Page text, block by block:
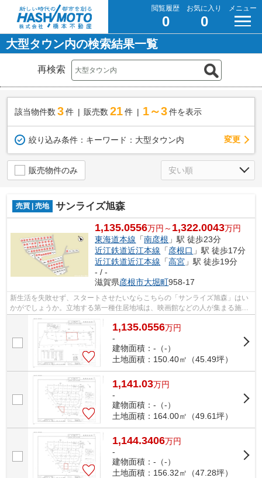
閲覧履歴
0
お気に入り
0
メニュー
大型タウン内の検索結果一覧
再検索
該当物件数 3件 販売数 21 件 1～3 件を表示
絞り込み条件： キーワード：大型タウン内 変更
販売物件のみ
売買 | 売地 サンライズ旭森
1,135.0556万円～ 1,322.0043万円
東海道本線 「南彦根 」駅 徒歩23分
近江鉄道近江本線 「彦根口 」駅 徒歩17分
近江鉄道近江本線 「高宮 」駅 徒歩19分
- / -
滋賀県彦根市大堀町958-17
新生活を失敗せず、スタートさせたいならこちらの「サンライズ旭森」はい
かがでしょうか。立地する第一種住居地域は、映画館などの人が集まる施設
や大規模の工場などの建築が禁止され...
1,135.0556万円
-
建物面積：-（-）
土地面積：150.40㎡（45.49坪）
1,141.03万円
-
建物面積：-（-）
土地面積：164.00㎡（49.61坪）
1,144.3406万円
-
建物面積：-（-）
土地面積：156.32㎡（47.28坪）